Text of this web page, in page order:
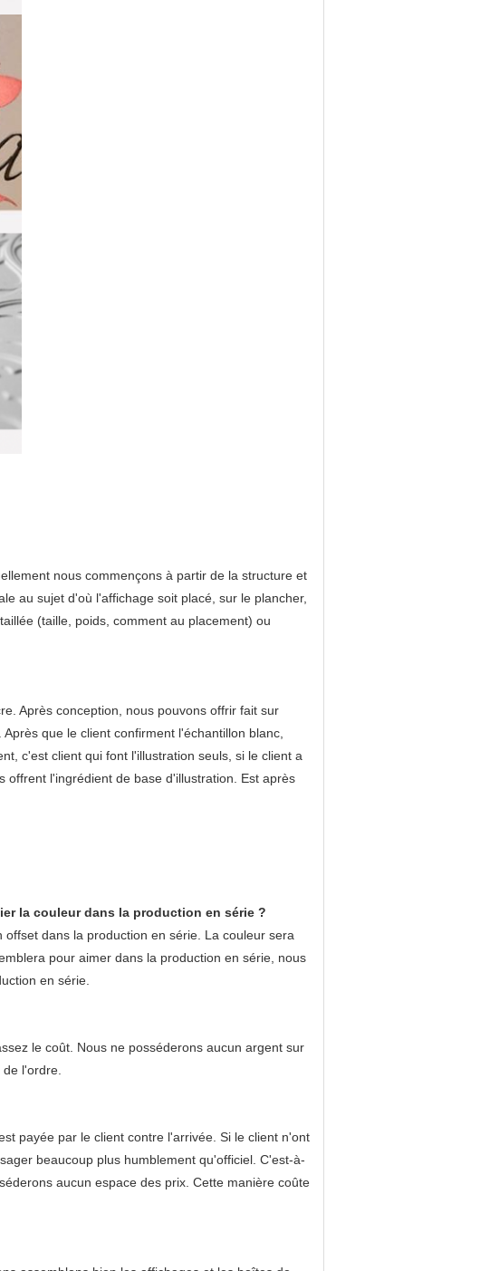
nous commençons à partir de la structure et
au sujet d'où l'affichage soit placé, sur le plancher,
(taille, poids, comment au placement) ou
Après conception, nous pouvons offrir fait sur
que le client confirment l'échantillon blanc,
c'est client qui font l'illustration seuls, si le client a
offrent l'ingrédient de base d'illustration. Est après
la couleur dans la production en série ?
dans la production en série. La couleur sera
pour aimer dans la production en série, nous
en série.
le coût. Nous ne posséderons aucun argent sur
l'ordre.
payée par le client contre l'arrivée. Si le client n'ont
beaucoup plus humblement qu'officiel. C'est-à-
aucun espace des prix. Cette manière coûte